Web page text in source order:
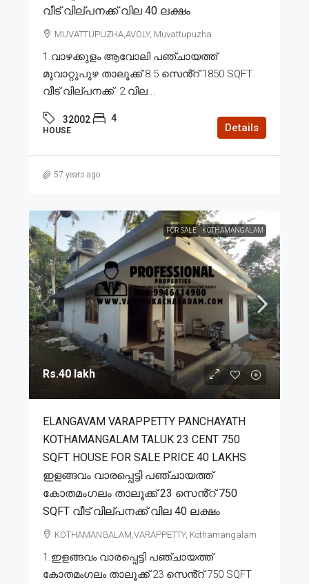
വീട് വില്പനക്ക് വില 40 ലക്ഷം
MUVATTUPUZHA,AVOLY, Muvattupuzha
1.വാഴക്കുളം ആവോലി പഞ്ചായത്ത്
മൂവാറ്റുപുഴ താലൂക്ക് 8.5 സെൻ്റ് 1850 SQFT
വീട് വില്പനക്ക്. 2.വില...
32002 4
HOUSE Details
57 years ago
FOR SALE KOTHAMANGALAM
Rs.40 lakh
ELANGAVAM VARAPPETTY PANCHAYATH
KOTHAMANGALAM TALUK 23 CENT 750
SQFT HOUSE FOR SALE PRICE 40 LAKHS
ഇളങ്ങവം വാരപ്പെട്ടി പഞ്ചായത്ത്
കോതമംഗലം താലൂക്ക് 23 സെൻ്റ് 750
SQFT വീട് വില്പനക്ക് വില 40 ലക്ഷം
KOTHAMANGALAM,VARAPPETTY, Kothamangalam
1.ഇളങ്ങവം വാരപ്പെട്ടി പഞ്ചായത്ത്
കോതമംഗലം താലൂക്ക് 23 സെൻ്റ് 750 SQFT